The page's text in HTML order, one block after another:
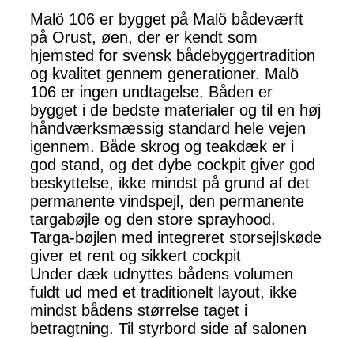
Malö 106 er bygget på Malö bådeværft
på Orust, øen, der er kendt som
hjemsted for svensk bådebyggertradition
og kvalitet gennem generationer. Malö
106 er ingen undtagelse. Båden er
bygget i de bedste materialer og til en høj
håndværksmæssig standard hele vejen
igennem. Både skrog og teakdæk er i
god stand, og det dybe cockpit giver god
beskyttelse, ikke mindst på grund af det
permanente vindspejl, den permanente
targabøjle og den store sprayhood.
Targa-bøjlen med integreret storsejlskøde
giver et rent og sikkert cockpit
Under dæk udnyttes bådens volumen
fuldt ud med et traditionelt layout, ikke
mindst bådens størrelse taget i
betragtning. Til styrbord side af salonen